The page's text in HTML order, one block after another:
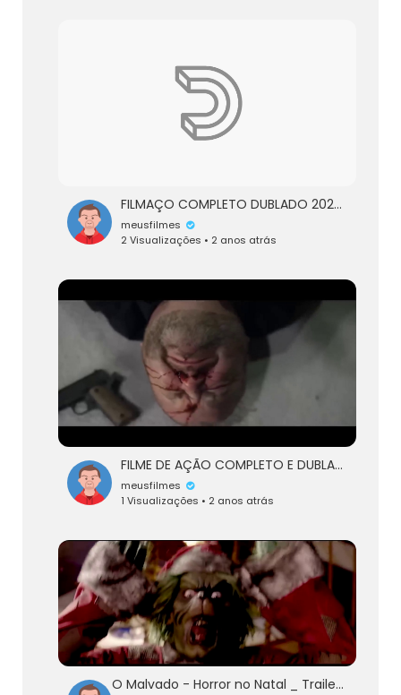
FILMAÇO COMPLETO DUBLADO 2024 - FILME DE AÇÃO COMPLETO DUBLADO - MELHOR FILME DE 2024 DUBLADO
meusfilmes
2 Visualizações • 2 anos atrás
FILME DE AÇÃO COMPLETO E DUBLADO EM HD 2023 _
meusfilmes
1 Visualizações • 2 anos atrás
O Malvado - Horror no Natal _ Trailer Dublado